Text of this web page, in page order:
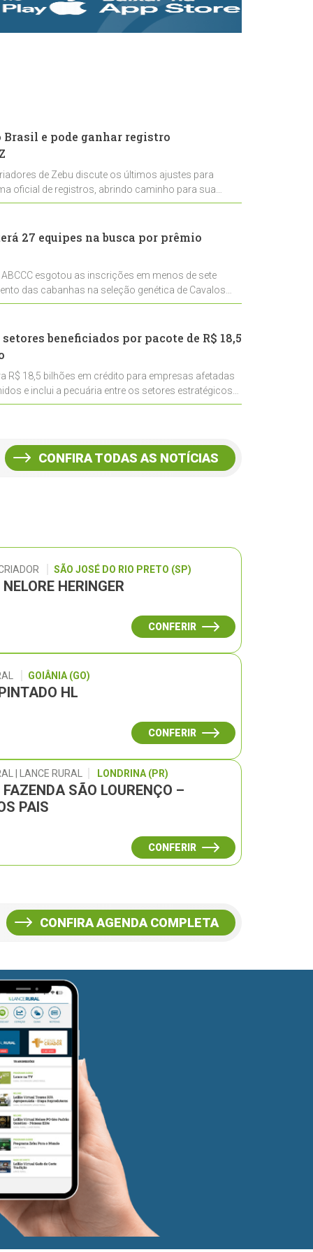
rastreabilidade e
rigor técnico para
Brasil e pode ganhar registro
de Zebu discute os últimos ajustes para
oficial de registros, abrindo caminho para sua
27 equipes na busca por prêmio
esgotou as inscrições em menos de sete
das cabanhas na seleção genética de Cavalos
beneficiados por pacote de R$ 18,5
R$ 18,5 bilhões em crédito para empresas afetadas
e inclui a pecuária entre os setores estratégicos
CONFIRA TODAS AS NOTÍCIAS
SÃO JOSÉ DO RIO PRETO (SP)
HERINGER
CONFERIR
GOIÂNIA (GO)
HL
CONFERIR
| LANCE RURAL LONDRINA (PR)
SÃO LOURENÇO –
PAIS
CONFERIR
CONFIRA AGENDA COMPLETA